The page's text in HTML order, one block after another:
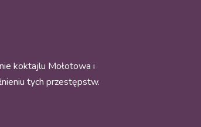
koktajlu Mołotowa i
tych przestępstw.